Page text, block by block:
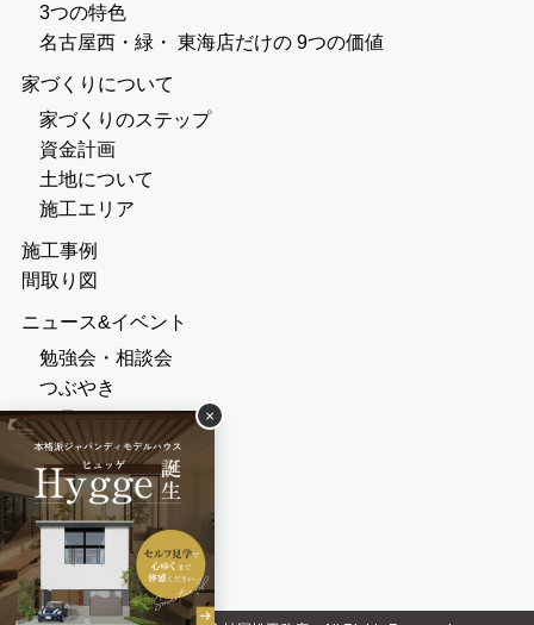
3つの特色
名古屋西・緑・ 東海店だけの 9つの価値
家づくりについて
家づくりのステップ
資金計画
土地について
施工エリア
施工事例
間取り図
ニュース&イベント
勉強会・相談会
つぶやき
コラム
見学会
お問い合わせ
会社概要
採用情報
×